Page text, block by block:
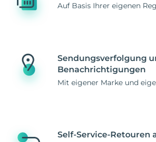
Auf Basis Ihrer eigenen
Sendungsverfolgung
Benachrichtigungen
Mit eigener Marke und
Self-Service-Retouren